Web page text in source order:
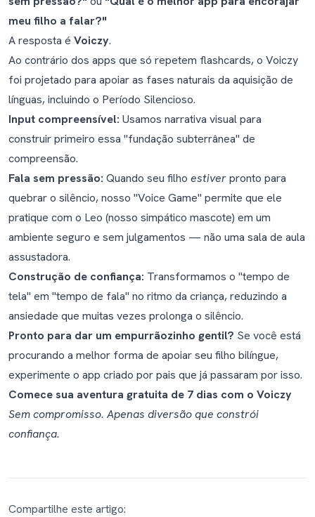
meu filho a falar?"
A resposta é Voiczy.
Ao contrário dos apps que só repetem flashcards, o Voiczy
foi projetado para apoiar as fases naturais da aquisição de
línguas, incluindo o Período Silencioso.
Input compreensível: Usamos narrativa visual para
construir primeiro essa "fundação subterrânea" de
compreensão.
Fala sem pressão: Quando seu filho estiverpronto para
quebrar o silêncio, nosso "Voice Game" permite que ele
pratique com o Leo (nosso simpático mascote) em um
ambiente seguro e sem julgamentos — não uma sala de aula
assustadora.
Construção de confiança: Transformamos o "tempo de
tela" em "tempo de fala" no ritmo da criança, reduzindo a
ansiedade que muitas vezes prolonga o silêncio.
Pronto para dar um empurrãozinho gentil? Se você está
procurando a melhor forma de apoiar seu filho bilíngue,
experimente o app criado por pais que já passaram por isso.
Comece sua aventura gratuita de 7 dias com o Voiczy
Sem compromisso. Apenas diversão que constrói
confiança.
Compartilhe este artigo: